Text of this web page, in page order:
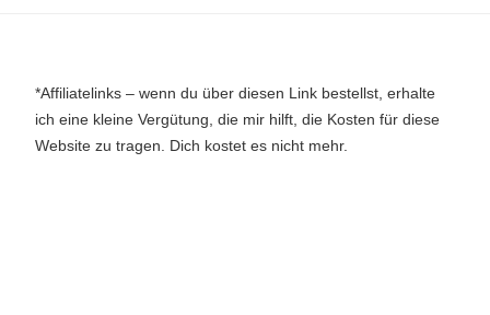
*Affiliatelinks – wenn du über diesen Link bestellst, erhalte
ich eine kleine Vergütung, die mir hilft, die Kosten für diese
Website zu tragen. Dich kostet es nicht mehr.